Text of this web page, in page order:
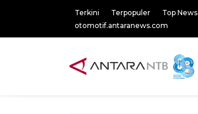
Terkini Terpopuler Top News
otomotif.antaranews.com